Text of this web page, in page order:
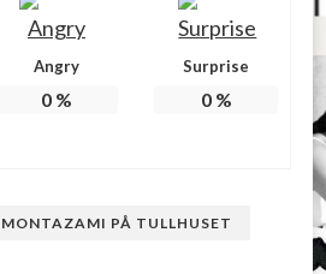
Angry
0%
Surprise
0%
PÅ TULLHUSET